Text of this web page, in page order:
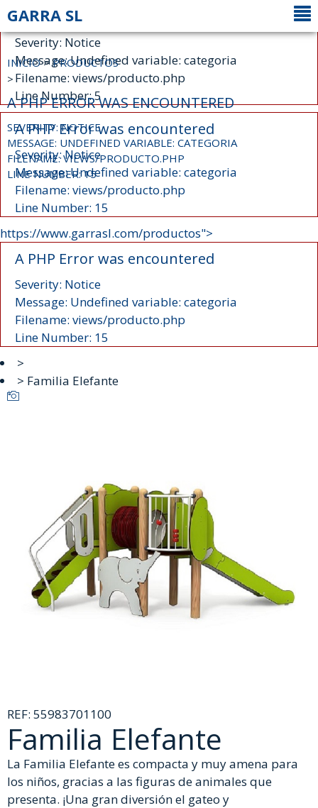
A PHP Error was encountered
Severity: Notice
Message: Undefined variable: categoria
Filename: views/producto.php
Line Number: 5
GARRA SL
INICIO >PRODUCTOS
>
A PHP ERROR WAS ENCOUNTERED
SEVERITY: NOTICE
MESSAGE: UNDEFINED VARIABLE: CATEGORIA
FILENAME: VIEWS/PRODUCTO.PHP
LINE NUMBER: 15
A PHP Error was encountered
Severity: Notice
Message: Undefined variable: categoria
Filename: views/producto.php
Line Number: 15
https://www.garrasl.com/productos">
A PHP Error was encountered
Severity: Notice
Message: Undefined variable: categoria
Filename: views/producto.php
Line Number: 15
>
> Familia Elefante
REF: 55983701100
Familia Elefante
La Familia Elefante es compacta y muy amena para
los niños, gracias a las figuras de animales que
presenta. ¡Una gran diversión el gateo y